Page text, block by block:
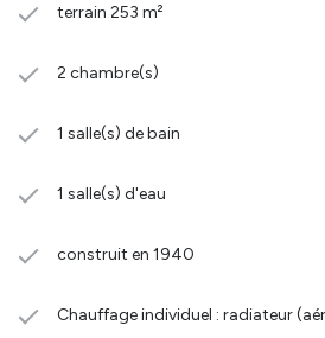
terrain 253 m²
2 chambre(s)
1 salle(s) de bain
1 salle(s) d'eau
construit en 1940
Chauffage individuel : radiateur